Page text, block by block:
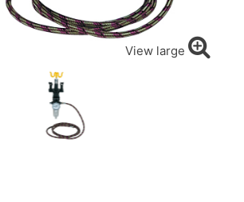
View large